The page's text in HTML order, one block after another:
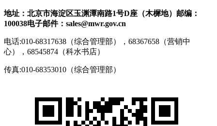
地址：北京市海淀区玉渊潭南路1号D座（木樨地） 邮编：
100038电子邮件：sales@mwr.gov.cn
电话:010-68317638（综合管理部），68367658（营销中
心），68545874（科水书店）
传真:010-68353010（综合管理部）